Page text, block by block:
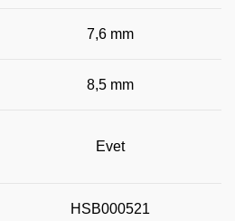
7,6 mm
8,5 mm
Evet
HSB000521